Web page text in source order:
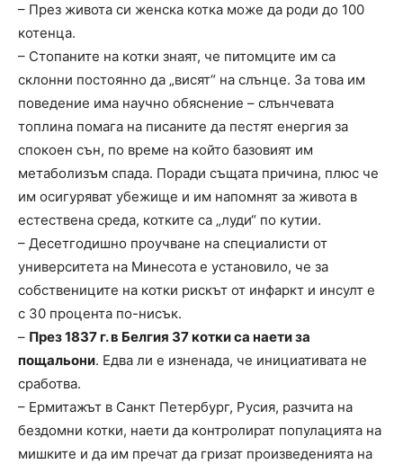
– През живота си женска котка може да роди до 100
котенца.
– Стопаните на котки знаят, че питомците им са
склонни постоянно да „висят“ на слънце. За това им
поведение има научно обяснение – слънчевата
топлина помага на писаните да пестят енергия за
спокоен сън, по време на който базовият им
метаболизъм спада. Поради същата причина, плюс че
им осигуряват убежище и им напомнят за живота в
естествена среда, котките са „луди“ по кутии.
– Десетгодишно проучване на специалисти от
университета на Минесота е установило, че за
собствениците на котки рискът от инфаркт и инсулт е
с 30 процента по-нисък.
– През 1837 г. в Белгия 37 котки са наети за
пощальони. Едва ли е изненада, че инициативата не
сработва.
– Ермитажът в Санкт Петербург, Русия, разчита на
бездомни котки, наети да контролират популацията на
мишките и да им пречат да гризат произведенията на